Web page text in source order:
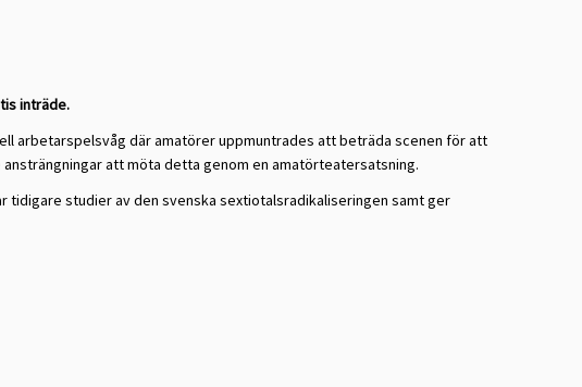
inträde.
arbetarspelsvåg där amatörer uppmuntrades att beträda scenen för att
att möta detta genom en amatörteatersatsning.
tidigare studier av den svenska sextiotalsradikaliseringen samt ger